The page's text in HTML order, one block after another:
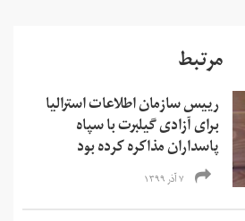
مرتبط
رییس سازمان اطلاعات استرالیا
برای آزادی گیلبرت با سپاه
پاسداران مذاکره کرده بود
۷ آذر ۱۳۹۹